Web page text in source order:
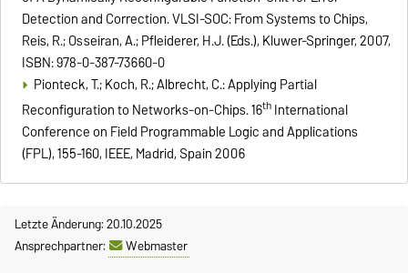
Detection and Correction. VLSI-SOC: From Systems to Chips,
Reis, R.; Osseiran, A.; Pfleiderer, H.J. (Eds.), Kluwer-Springer, 2007,
ISBN: 978-0-387-73660-0
Pionteck, T.; Koch, R.; Albrecht, C.: Applying Partial
Reconfiguration to Networks-on-Chips. 16thInternational
Conference on Field Programmable Logic and Applications
(FPL), 155-160, IEEE, Madrid, Spain 2006
Letzte Änderung: 20.10.2025
Ansprechpartner:
Webmaster